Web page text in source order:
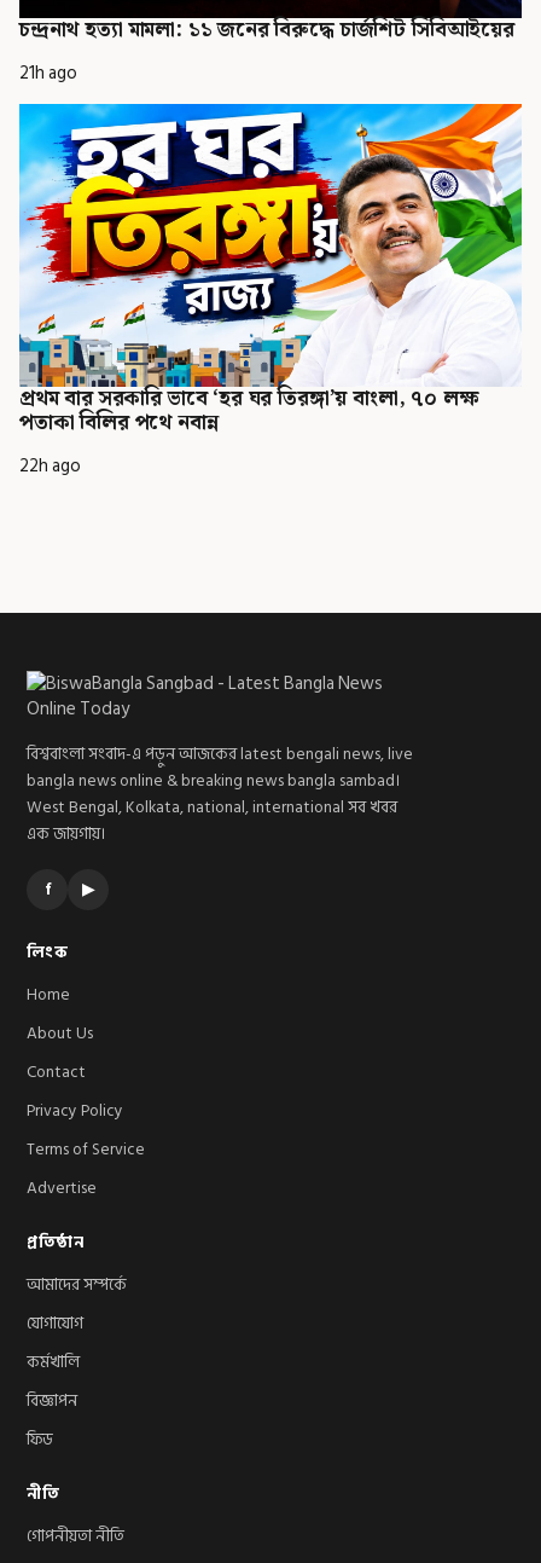
চন্দ্রনাথ হত্যা মামলা: ১১ জনের বিরুদ্ধে চার্জশিট সিবিআইয়ের
21h ago
প্রথম বার সরকারি ভাবে ‘হর ঘর তিরঙ্গা’য় বাংলা, ৭০ লক্ষ
পতাকা বিলির পথে নবান্ন
22h ago
বিশ্ববাংলা সংবাদ-এ পড়ুন আজকের latest bengali news, live
bangla news online & breaking news bangla sambad।
West Bengal, Kolkata, national, international সব খবর
এক জায়গায়।
f ▶
লিংক
Home
About Us
Contact
Privacy Policy
Terms of Service
Advertise
প্রতিষ্ঠান
আমাদের সম্পর্কে
যোগাযোগ
কর্মখালি
বিজ্ঞাপন
ফিড
নীতি
গোপনীয়তা নীতি